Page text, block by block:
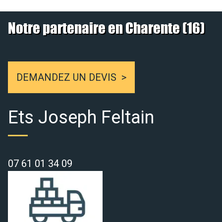
Notre partenaire en Charente (16)
DEMANDEZ UN DEVIS
Ets Joseph Feltain
07 61 01 34 09